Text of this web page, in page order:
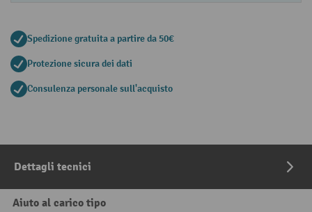
Spedizione gratuita a partire da 50€
Protezione sicura dei dati
Consulenza personale sull'acquisto
Dettagli tecnici
Aiuto al carico tipo